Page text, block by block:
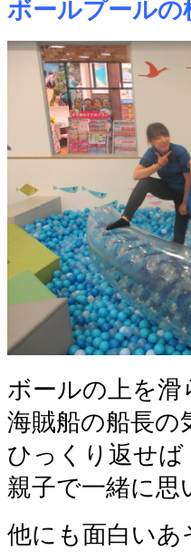
ボールプールの
ボールの上を
海賊船の船長
ひっくり返せ
親子で一緒に
他にも面白い